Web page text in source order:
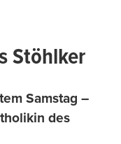
Stöhlker
Samstag –
des